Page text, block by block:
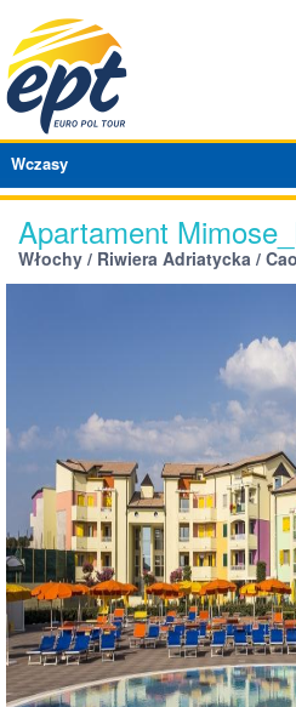
Wczasy
Apartament
Włochy / Riwiera Adriatycka /